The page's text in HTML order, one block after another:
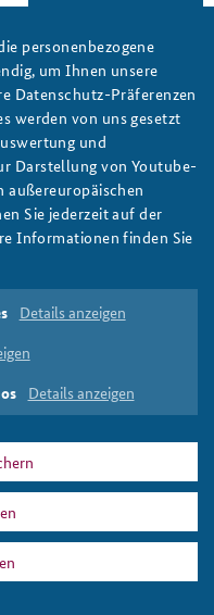
oder nicht?
gibt es Prediction
Vorausschau
Methodenbeitrag
als ein Element in die
Pixabay/Altmann
Methoden,Foresight
,Zukunftsforschung
Print
personenbezogene
um Ihnen unsere
Datenschutz-Präferenzen
werden von uns gesetzt
und
Darstellung von Youtube-
außereuropäischen
Sie jederzeit auf der
Informationen finden Sie
Details anzeigen
Details anzeigen